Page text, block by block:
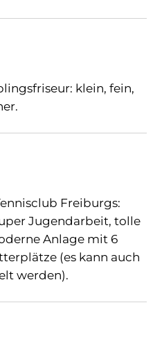
klein, fein,
Freiburgs:
Jugendarbeit, tolle
Anlage mit 6
(es kann auch
werden).